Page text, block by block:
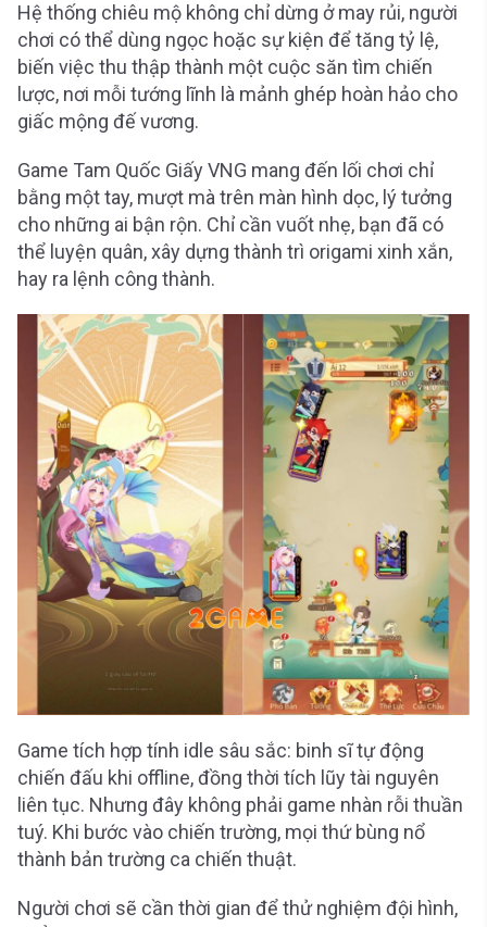
Hệ thống chiêu mộ không chỉ dừng ở may rủi, người
chơi có thể dùng ngọc hoặc sự kiện để tăng tỷ lệ,
biến việc thu thập thành một cuộc săn tìm chiến
lược, nơi mỗi tướng lĩnh là mảnh ghép hoàn hảo cho
giấc mộng đế vương.
Game Tam Quốc Giấy VNG mang đến lối chơi chỉ
bằng một tay, mượt mà trên màn hình dọc, lý tưởng
cho những ai bận rộn. Chỉ cần vuốt nhẹ, bạn đã có
thể luyện quân, xây dựng thành trì origami xinh xắn,
hay ra lệnh công thành.
Game tích hợp tính idle sâu sắc: binh sĩ tự động
chiến đấu khi offline, đồng thời tích lũy tài nguyên
liên tục. Nhưng đây không phải game nhàn rỗi thuần
tuý. Khi bước vào chiến trường, mọi thứ bùng nổ
thành bản trường ca chiến thuật.
Người chơi sẽ cần thời gian để thử nghiệm đội hình,